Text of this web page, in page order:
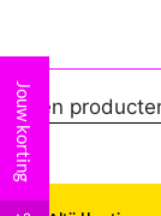
Geen
Jouw korting